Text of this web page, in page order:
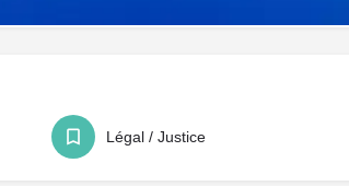
Légal / Justice